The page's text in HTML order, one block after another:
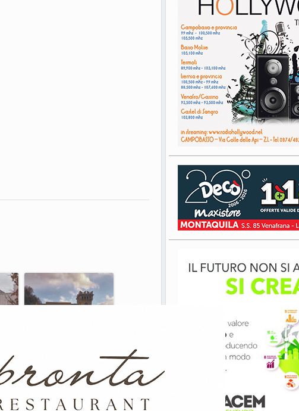
Palazzina Liberty, la
rabbia dei cittadini: «Zero